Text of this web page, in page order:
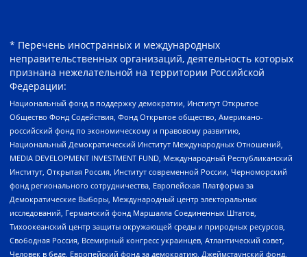
* Перечень иностранных и международных
неправительственных организаций, деятельность которых
признана нежелательной на территории Российской
Федерации:
Национальный фонд в поддержку демократии, Институт Открытое
Общество Фонд Содействия, Фонд Открытое общество, Американо-
российский фонд по экономическому и правовому развитию,
Национальный Демократический Институт Международных Отношений,
MEDIA DEVELOPMENT INVESTMENT FUND, Международный Республиканский
Институт, Открытая Россия, Институт современной России, Черноморский
фонд регионального сотрудничества, Европейская Платформа за
Демократические Выборы, Международный центр электоральных
исследований, Германский фонд Маршалла Соединенных Штатов,
Тихоокеанский центр защиты окружающей среды и природных ресурсов,
Свободная Россия, Всемирный конгресс украинцев, Атлантический совет,
Человек в беде, Европейский фонд за демократию, Джеймстаунский фонд,